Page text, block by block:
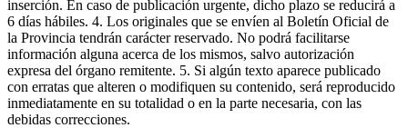
inserción. En caso de publicación urgente, dicho plazo se reducirá a
6 días hábiles. 4. Los originales que se envíen al Boletín Oficial de
la Provincia tendrán carácter reservado. No podrá facilitarse
información alguna acerca de los mismos, salvo autorización
expresa del órgano remitente. 5. Si algún texto aparece publicado
con erratas que alteren o modifiquen su contenido, será reproducido
inmediatamente en su totalidad o en la parte necesaria, con las
debidas correcciones.